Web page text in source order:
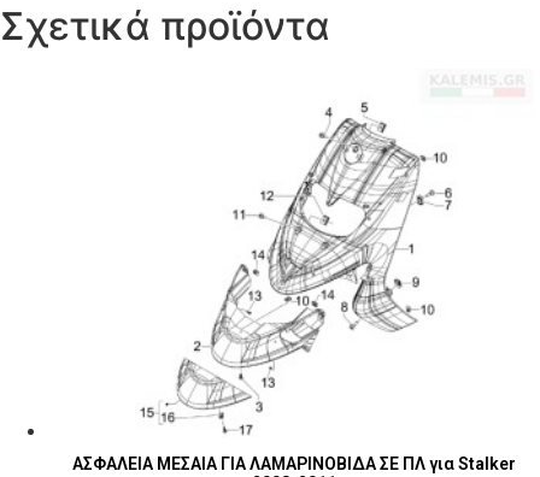
Σχετικά προϊόντα
ΑΣΦΑΛΕΙΑ ΜΕΣΑΙΑ ΓΙΑ ΛΑΜΑΡΙΝΟΒΙΔΑ ΣΕ ΠΛ για Stalker